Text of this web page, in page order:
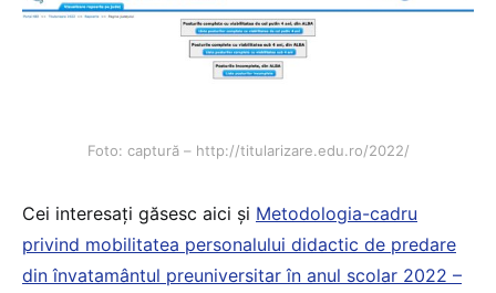
Foto: captură – http://titularizare.edu.ro/2022/
Cei interesați găsesc aici și Metodologia-cadru
privind mobilitatea personalului didactic de predare
din învatamântul preuniversitar în anul scolar 2022 –